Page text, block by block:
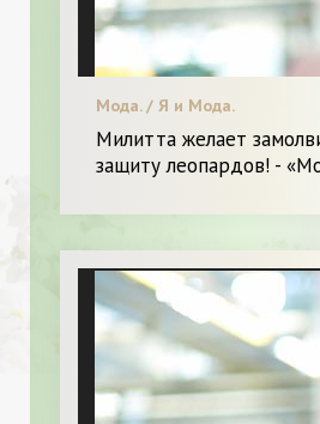
Мода. / Я и Мода.
Милитта желает
защиту леопардов! -